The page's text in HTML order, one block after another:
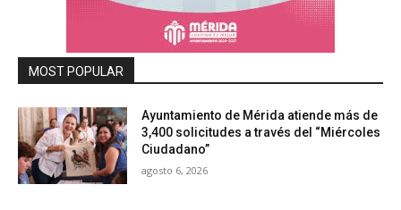
MOST POPULAR
Ayuntamiento de Mérida atiende más de
3,400 solicitudes a través del “Miércoles
Ciudadano”
agosto 6, 2026